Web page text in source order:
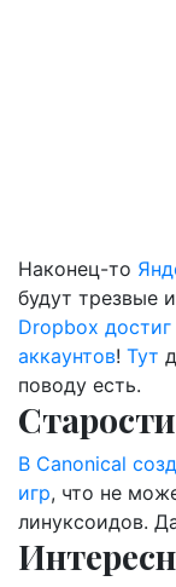
Наконец-то
будут трезвые
Dropbox
аккаунтов! Тут
поводу есть.
Старости
В Canonical
игр, что не
линуксоидов.